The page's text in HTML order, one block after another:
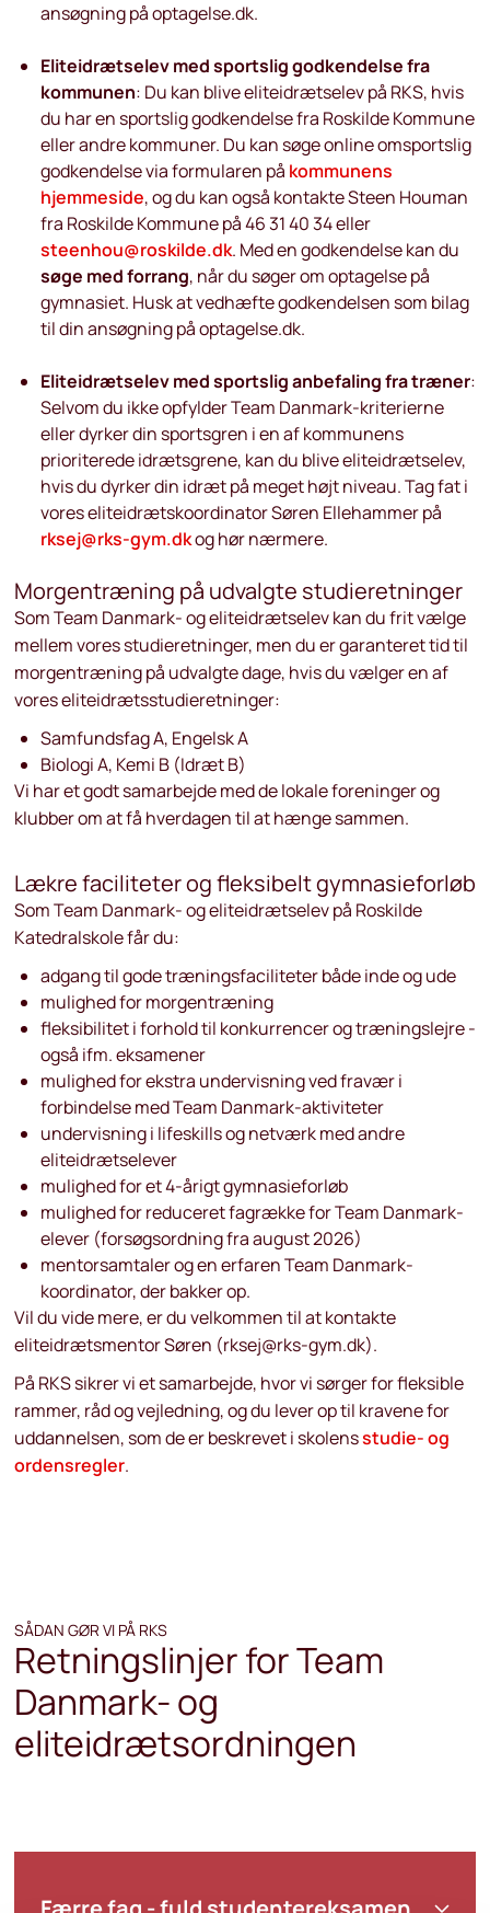
ansøgning på optagelse.dk.
Eliteidrætselev med sportslig godkendelse fra
kommunen: Du kan blive eliteidrætselev på RKS, hvis
du har en sportslig godkendelse fra Roskilde Kommune
eller andre kommuner. Du kan søge online omsportslig
godkendelse via formularen på kommunens
hjemmeside, og du kan også kontakte Steen Houman
fra Roskilde Kommune på 46 31 40 34 eller
steenhou@roskilde.dk. Med en godkendelse kan du
søge med forrang, når du søger om optagelse på
gymnasiet. Husk at vedhæfte godkendelsen som bilag
til din ansøgning på optagelse.dk.
Eliteidrætselev med sportslig anbefaling fra træner:
Selvom du ikke opfylder Team Danmark-kriterierne
eller dyrker din sportsgren i en af kommunens
prioriterede idrætsgrene, kan du blive eliteidrætselev,
hvis du dyrker din idræt på meget højt niveau. Tag fat i
vores eliteidrætskoordinator Søren Ellehammer på
rksej@rks-gym.dkog hør nærmere.
Morgentræning på udvalgte studieretninger
Som Team Danmark- og eliteidrætselev kan du frit vælge
mellem vores studieretninger, men du er garanteret tid til
morgentræning på udvalgte dage, hvis du vælger en af
vores eliteidrætsstudieretninger:
Samfundsfag A, Engelsk A
Biologi A, Kemi B (Idræt B)
Vi har et godt samarbejde med de lokale foreninger og
klubber om at få hverdagen til at hænge sammen.
Lækre faciliteter og fleksibelt gymnasieforløb
Som Team Danmark- og eliteidrætselev på Roskilde
Katedralskole får du:
adgang til gode træningsfaciliteter både inde og ude
mulighed for morgentræning
fleksibilitet i forhold til konkurrencer og træningslejre -
også ifm. eksamener
mulighed for ekstra undervisning ved fravær i
forbindelse med Team Danmark-aktiviteter
undervisning i lifeskills og netværk med andre
eliteidrætselever
mulighed for et 4-årigt gymnasieforløb
mulighed for reduceret fagrække for Team Danmark-
elever (forsøgsordning fra august 2026)
mentorsamtaler og en erfaren Team Danmark-
koordinator, der bakker op.
Vil du vide mere, er du velkommen til at kontakte
eliteidrætsmentor Søren (rksej@rks-gym.dk).
På RKS sikrer vi et samarbejde, hvor vi sørger for fleksible
rammer, råd og vejledning, og du lever op til kravene for
uddannelsen, som de er beskrevet i skolensstudie- og
ordensregler.
SÅDAN GØR VI PÅ RKS
Retningslinjer for Team
Danmark- og
eliteidrætsordningen